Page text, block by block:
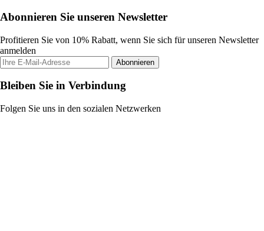
Abonnieren Sie unseren Newsletter
Profitieren Sie von 10% Rabatt, wenn Sie sich für unseren Newsletter
anmelden
Abonnieren
Bleiben Sie in Verbindung
Folgen Sie uns in den sozialen Netzwerken